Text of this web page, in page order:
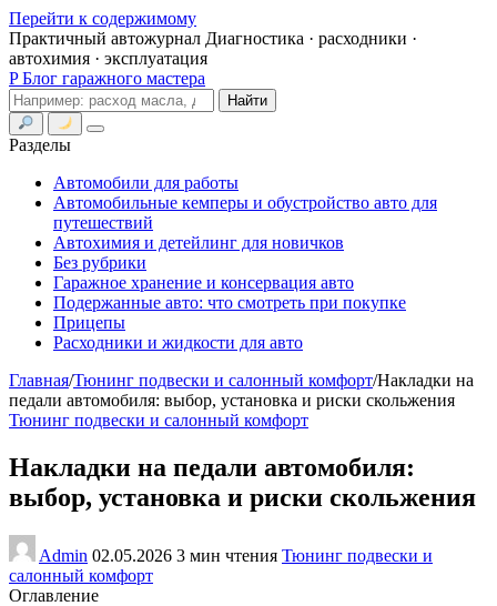
Перейти к содержимому
Практичный автожурнал Диагностика · расходники ·
автохимия · эксплуатация
P Блог гаражного мастера
Поиск
Найти
Меню
Разделы
Автомобили для работы
Автомобильные кемперы и обустройство авто для
путешествий
Автохимия и детейлинг для новичков
Без рубрики
Гаражное хранение и консервация авто
Подержанные авто: что смотреть при покупке
Прицепы
Расходники и жидкости для авто
Главная/Тюнинг подвески и салонный комфорт/Накладки на
педали автомобиля: выбор, установка и риски скольжения
Тюнинг подвески и салонный комфорт
Накладки на педали автомобиля:
выбор, установка и риски скольжения
Admin 02.05.2026 3 мин чтения Тюнинг подвески и
салонный комфорт
Оглавление